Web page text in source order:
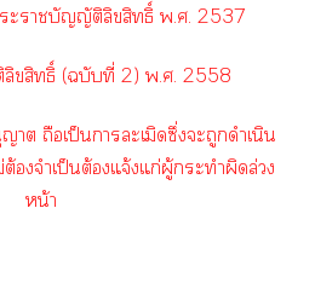
ะาบัญญัติลิขสิทธิ์ พ.ศ. 2537
ขสิทธิ์ (ฉบับที่ 2) พ.ศ. 2558
าต ถือเป็นาละเมิดซึ่งะถูกดำเนิน
องจำเป็นต้องแจ้งแก่ผู้กระทำผิดล่วง
หน้า